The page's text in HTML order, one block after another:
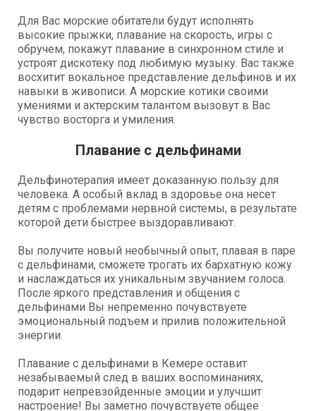
Для Вас морские обитатели будут исполнять
высокие прыжки, плавание на скорость, игры с
обручем, покажут плавание в синхронном стиле и
устроят дискотеку под любимую музыку. Вас также
восхитит вокальное представление дельфинов и их
навыки в живописи. А морские котики своими
умениями и актерским талантом вызовут в Вас
чувство восторга и умиления.
Плавание с дельфинами
Дельфинотерапия имеет доказанную пользу для
человека. А особый вклад в здоровье она несет
детям с проблемами нервной системы, в результате
которой дети быстрее выздоравливают.
Вы получите новый необычный опыт, плавая в паре
с дельфинами, сможете трогать их бархатную кожу
и наслаждаться их уникальным звучанием голоса.
После яркого представления и общения с
дельфинами Вы непременно почувствуете
эмоциональный подъем и прилив положительной
энергии.
Плавание с дельфинами в Кемере оставит
незабываемый след в ваших воспоминаниях,
подарит непревзойденные эмоции и улучшит
настроение! Вы заметно почувствуете общее